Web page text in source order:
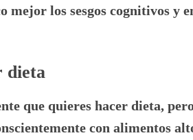
mejor los sesgos cognitivos y
dieta
que quieres hacer dieta,
con alimentos